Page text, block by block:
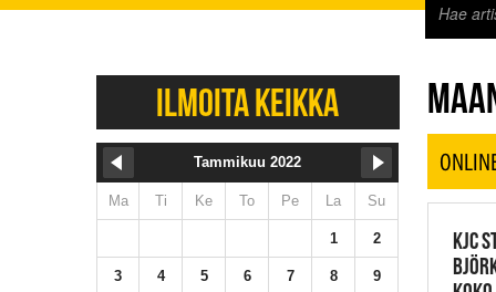
ILMOITA KEIKKA
Tammikuu 2022
Ma Ti Ke To Pe La Su
1 2
3 4 5 6 7 8 9
JAZZ
KJC